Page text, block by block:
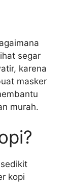
segar
karena
masker
murah.
kopi